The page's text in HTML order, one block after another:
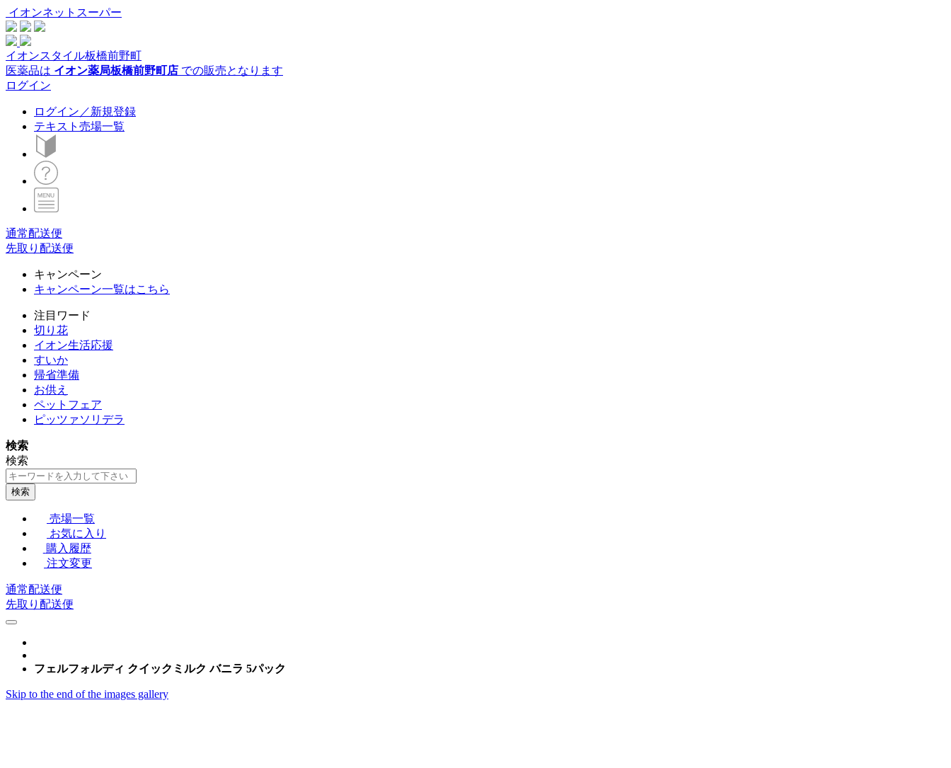
イオンネットスーパー
イオンスタイル板橋前野町
医薬品は イオン薬局板橋前野町店 での販売となります
ログイン
ログイン／新規登録
テキスト売場一覧
通常配送便
先取り配送便
キャンペーン
キャンペーン一覧はこちら
注目ワード
切り花
イオン生活応援
すいか
帰省準備
お供え
ペットフェア
ピッツァソリデラ
検索
検索
検索
売場一覧
お気に入り
購入履歴
注文変更
通常配送便
先取り配送便
フェルフォルディ クイックミルク バニラ 5パック
Skip to the end of the images gallery